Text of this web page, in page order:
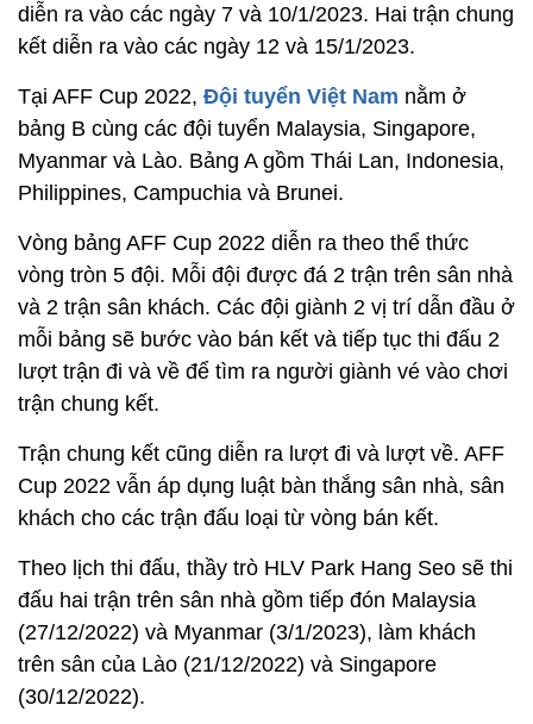
diễn ra vào các ngày 7 và 10/1/2023. Hai trận chung
kết diễn ra vào các ngày 12 và 15/1/2023.
Tại AFF Cup 2022, Đội tuyển Việt Nam nằm ở
bảng B cùng các đội tuyển Malaysia, Singapore,
Myanmar và Lào. Bảng A gồm Thái Lan, Indonesia,
Philippines, Campuchia và Brunei.
Vòng bảng AFF Cup 2022 diễn ra theo thể thức
vòng tròn 5 đội. Mỗi đội được đá 2 trận trên sân nhà
và 2 trận sân khách. Các đội giành 2 vị trí dẫn đầu ở
mỗi bảng sẽ bước vào bán kết và tiếp tục thi đấu 2
lượt trận đi và về để tìm ra người giành vé vào chơi
trận chung kết.
Trận chung kết cũng diễn ra lượt đi và lượt về. AFF
Cup 2022 vẫn áp dụng luật bàn thắng sân nhà, sân
khách cho các trận đấu loại từ vòng bán kết.
Theo lịch thi đấu, thầy trò HLV Park Hang Seo sẽ thi
đấu hai trận trên sân nhà gồm tiếp đón Malaysia
(27/12/2022) và Myanmar (3/1/2023), làm khách
trên sân của Lào (21/12/2022) và Singapore
(30/12/2022).